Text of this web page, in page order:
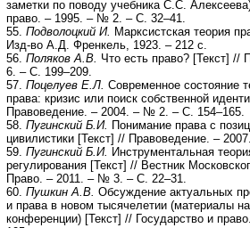
заметки по поводу учебника С.С.
право. – 1995. – № 2. – С. 32–41.
55. Подволоцкий И. Марксистская теория
Изд-во А.Д. Френкель, 1923. – 212 с.
56. Поляков А.В. Что есть право? [Текст]
6. – С. 199–209.
57. Поцелуев Е.Л. Современное состояние
права: кризис или поиск собственной
Правоведение. – 2004. – № 2. – С. 154–165.
58. Пугинский Б.И. Понимание права с
цивилистики [Текст] // Правоведение. –
59. Пугинский Б.И. Инструментальная
регулирования [Текст] // Вестник
Право. – 2011. – № 3. – С. 22–31.
60. Пушкин А.В. Обсуждение актуальных
и права в новом тысячелетии (материалы
конференции) [Текст] // Государство и